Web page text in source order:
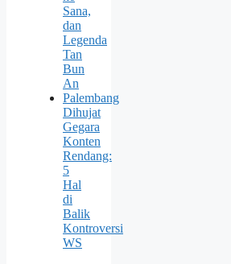
Sana,
dan
Legenda
Tan
Bun
An
Palembang
Dihujat
Gegara
Konten
Rendang:
5
Hal
di
Balik
Kontroversi
WS